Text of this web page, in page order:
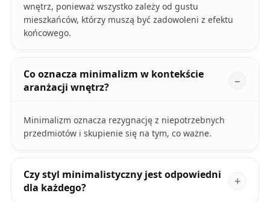
wnętrz, ponieważ wszystko zależy od gustu
mieszkańców, którzy muszą być zadowoleni z efektu
końcowego.
Co oznacza minimalizm w kontekście
aranżacji wnętrz?
Minimalizm oznacza rezygnację z niepotrzebnych
przedmiotów i skupienie się na tym, co ważne.
Czy styl minimalistyczny jest odpowiedni
dla każdego?